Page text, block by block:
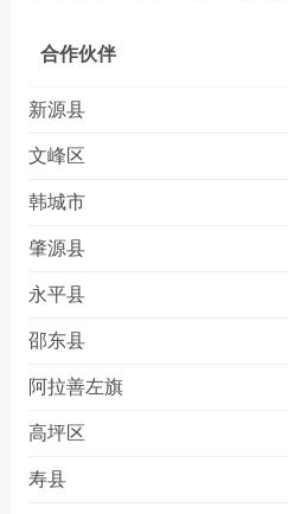
合作伙伴
新源县
文峰区
韩城市
肇源县
永平县
邵东县
阿拉善左旗
高坪区
寿县